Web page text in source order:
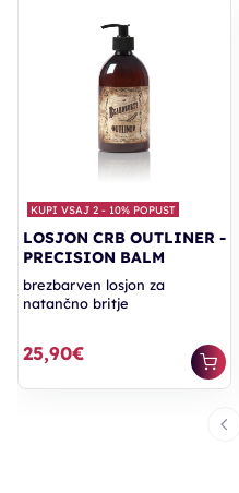
KUPI VSAJ 2 - 10% POPUST
LOSJON CRB OUTLINER -
PRECISION BALM
brezbarven losjon za
natančno britje
25,90€